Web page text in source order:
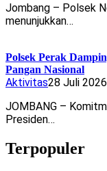
Jombang – Polsek
menunjukkan…
Polsek Perak
Pangan Nasional
Aktivitas28 Juli 2026
JOMBANG –
Presiden…
Terpopuler